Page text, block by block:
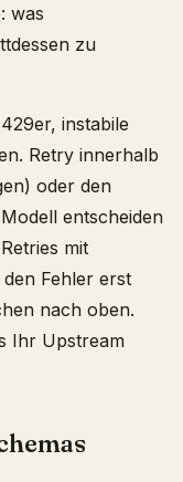
was
zu
instabile
Retry innerhalb
oder den
entscheiden
mit
Fehler erst
nach oben.
Ihr Upstream